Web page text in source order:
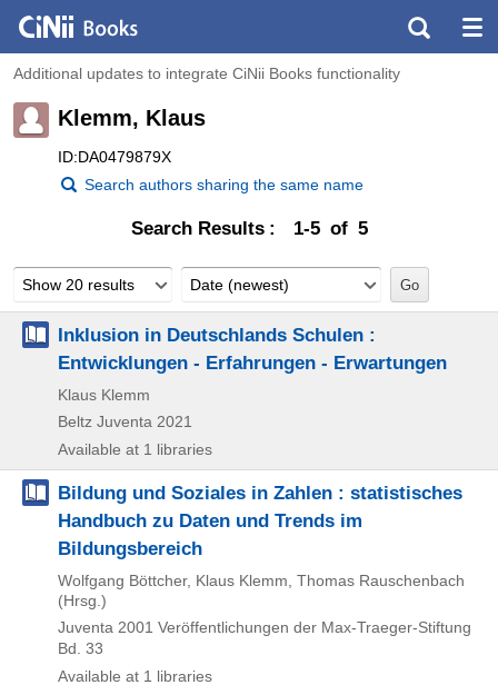
Additional updates to integrate CiNii Books functionality
Klemm, Klaus
ID:DA0479879X
Search authors sharing the same name
Search Results 1-5 of 5
Show 20 results Date (newest)
Inklusion in Deutschlands Schulen :
Entwicklungen - Erfahrungen - Erwartungen
Klaus Klemm
Beltz Juventa 2021
Available at 1 libraries
Bildung und Soziales in Zahlen : statistisches
Handbuch zu Daten und Trends im
Bildungsbereich
Wolfgang Böttcher, Klaus Klemm, Thomas Rauschenbach
(Hrsg.)
Juventa 2001 Veröffentlichungen der Max-Traeger-Stiftung
Bd. 33
Available at 1 libraries